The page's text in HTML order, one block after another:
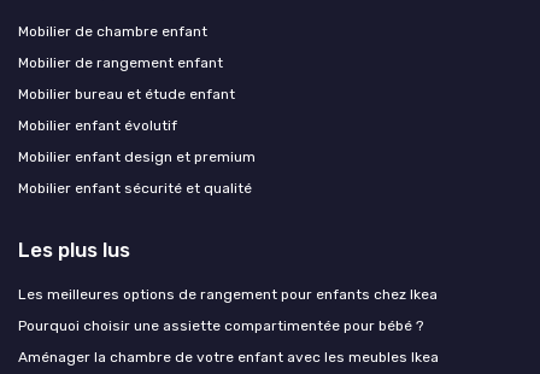
Mobilier de chambre enfant
Mobilier de rangement enfant
Mobilier bureau et étude enfant
Mobilier enfant évolutif
Mobilier enfant design et premium
Mobilier enfant sécurité et qualité
Les plus lus
Les meilleures options de rangement pour enfants chez Ikea
Pourquoi choisir une assiette compartimentée pour bébé ?
Aménager la chambre de votre enfant avec les meubles Ikea